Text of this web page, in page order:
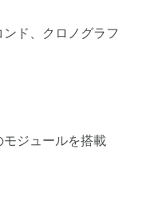
ド、クロノグラフ
ジュールを搭載